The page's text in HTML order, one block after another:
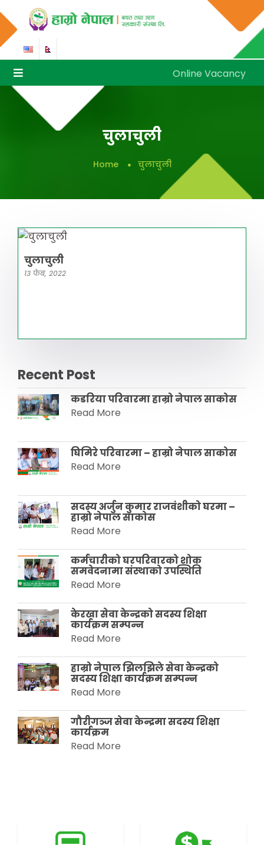
Online Vacancy
Online Vacancy
चुलाचुली
Home चुलाचुली
चुलाचुली
13 फेब, 2022
Recent Post
कडरिया परिवारमा हाम्राे नेपाल साकाेस
Read More
घिमिरे परिवारमा – हाम्रो नेपाल साकोस
Read More
सदस्य अर्जुन कुमार राजवंशीकाे घरमा –
हाम्रो नेपाल साकाेस
Read More
कर्मचारीको घरपरिवारको शोक
समवेदनामा संस्थाको उपस्थिति
Read More
केरखा सेवा केन्द्रको सदस्य शिक्षा
कार्यक्रम सम्पन्न
Read More
हाम्रो नेपाल झिलझिले सेवा केन्द्रको
सदस्य शिक्षा कार्यक्रम सम्पन्न
Read More
गौरीगञ्ज सेवा केन्द्रमा सदस्य शिक्षा
कार्यक्रम
Read More